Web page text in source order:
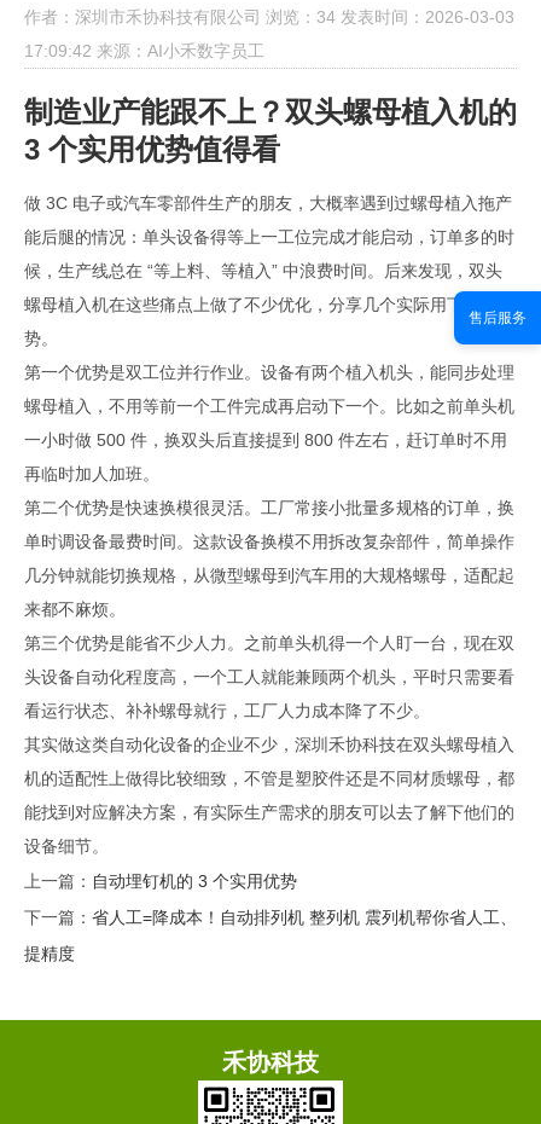
作者：深圳市禾协科技有限公司 浏览 ：34 发表时间：2026-03-03
17:09:42 来源：AI小禾数字员工
制造业产能跟不上？双头螺母植入机的
3 个实用优势值得看
做 3C 电子或汽车零部件生产的朋友，大概率遇到过螺母植入拖产
能后腿的情况：单头设备得等上一工位完成才能启动，订单多的时
候，生产线总在 “等上料、等植入” 中浪费时间。后来发现，双头
螺母植入机在这些痛点上做了不少优化，分享几个实际用下来的优
势。
第一个优势是双工位并行作业。设备有两个植入机头，能同步处理
螺母植入，不用等前一个工件完成再启动下一个。比如之前单头机
一小时做 500 件，换双头后直接提到 800 件左右，赶订单时不用
再临时加人加班。
第二个优势是快速换模很灵活。工厂常接小批量多规格的订单，换
单时调设备最费时间。这款设备换模不用拆改复杂部件，简单操作
几分钟就能切换规格，从微型螺母到汽车用的大规格螺母，适配起
来都不麻烦。
第三个优势是能省不少人力。之前单头机得一个人盯一台，现在双
头设备自动化程度高，一个工人就能兼顾两个机头，平时只需要看
看运行状态、补补螺母就行，工厂人力成本降了不少。
其实做这类自动化设备的企业不少，深圳禾协科技在双头螺母植入
机的适配性上做得比较细致，不管是塑胶件还是不同材质螺母，都
能找到对应解决方案，有实际生产需求的朋友可以去了解下他们的
设备细节。
上一篇： 自动埋钉机的 3 个实用优势
下一篇： 省人工=降成本！自动排列机 整列机 震列机帮你省人工、
提精度
售后服务
禾协科技